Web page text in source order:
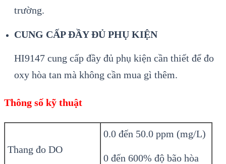
trường.
CUNG CẤP ĐẦY ĐỦ PHỤ KIỆN
HI9147 cung cấp đầy đủ phụ kiện cần thiết để đo
oxy hòa tan mà không cần mua gì thêm.
Thông số kỹ thuật
Thang đo DO
0.0 đến 50.0 ppm (mg/L)
0 đến 600% độ bão hòa